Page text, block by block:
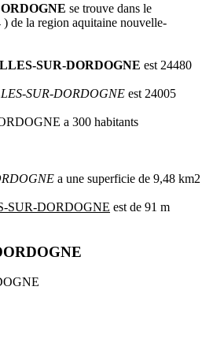
se trouve dans le
de la region aquitaine nouvelle-
SUR-DORDOGNE est 24480
SUR-DORDOGNE est 24005
a 300 habitants
a une superficie de 9,48 km2
SUR-DORDOGNE est de 91 m